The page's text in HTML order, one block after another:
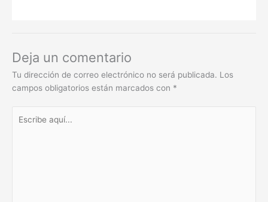
Deja un comentario
Tu dirección de correo electrónico no será publicada. Los
campos obligatorios están marcados con *
aquí...